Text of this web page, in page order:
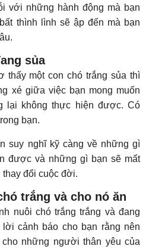
với những hành động mà bạn
thình lình sẽ ập đến mà bạn
sủa
thấy một con chó trắng sủa thì
xé giữa việc bạn mong muốn
lại không thực hiện được. Có
bạn.
suy nghĩ kỹ càng về những gì
được và những gì bạn sẽ mất
đổi cuộc đời.
trắng và cho nó ăn
nuôi chó trắng trắng và đang
cảnh báo cho bạn rằng nên
những người thân yêu của